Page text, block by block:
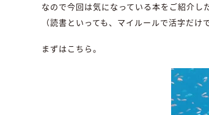
なので今回は気になっている本をご紹介し
（読書といっても、マイルールで活字だ
まずはこちら。